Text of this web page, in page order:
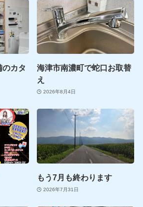
カタ
海津市南濃町で蛇口お取替
え
2026年8月4日
もう7月も終わります
2026年7月31日